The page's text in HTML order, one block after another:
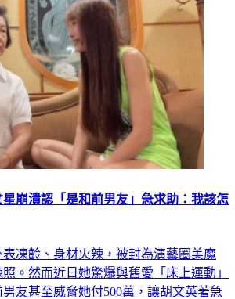
崩潰認「是和前男友」急求助：我該怎
凍齡、身材火辣，被封為演藝圈美魔
。然而近日她驚爆與舊愛「床上運動」
友甚至威脅她付500萬，讓胡文英著急